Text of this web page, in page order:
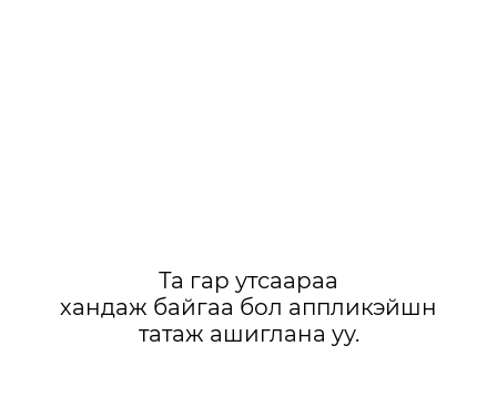
Та гар утсаараа
хандаж байгаа бол аппликэйшн
татаж ашиглана уу.